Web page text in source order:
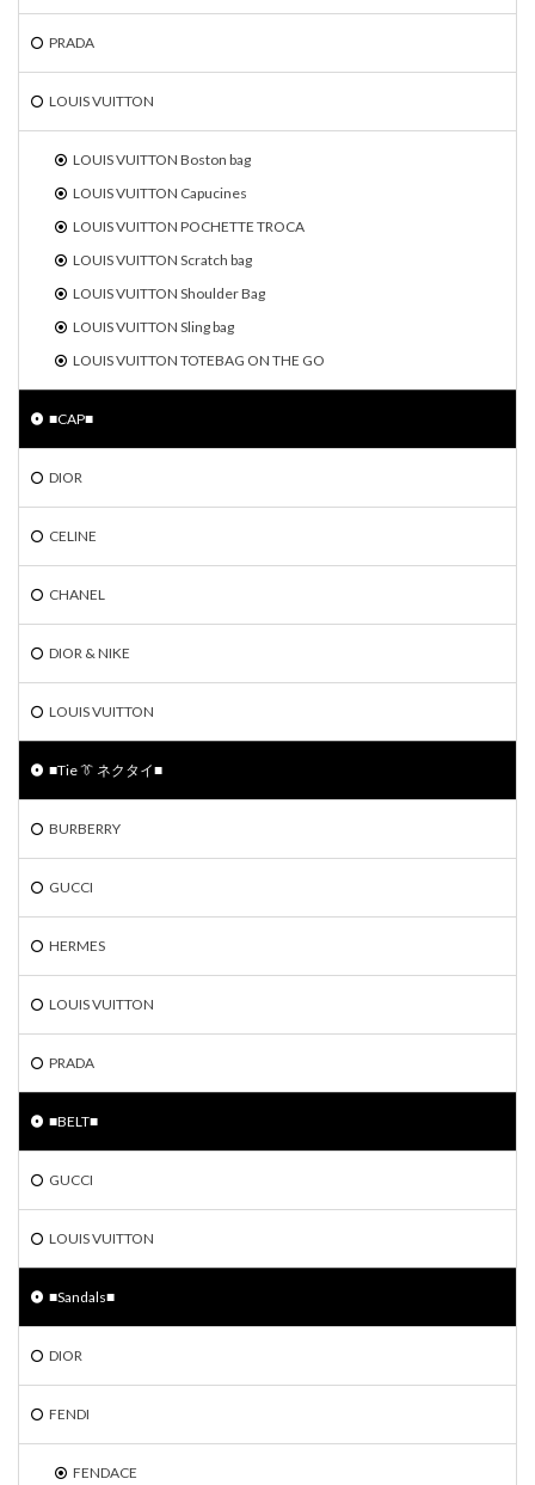
PRADA
LOUIS VUITTON
LOUIS VUITTON Boston bag
LOUIS VUITTON Capucines
LOUIS VUITTON POCHETTE TROCA
LOUIS VUITTON Scratch bag
LOUIS VUITTON Shoulder Bag
LOUIS VUITTON Sling bag
LOUIS VUITTON TOTEBAG ON THE GO
■CAP■
DIOR
CELINE
CHANEL
DIOR & NIKE
LOUIS VUITTON
■Tie 👔 ネクタイ■
BURBERRY
GUCCI
HERMES
LOUIS VUITTON
PRADA
■BELT■
GUCCI
LOUIS VUITTON
■Sandals■
DIOR
FENDI
FENDACE